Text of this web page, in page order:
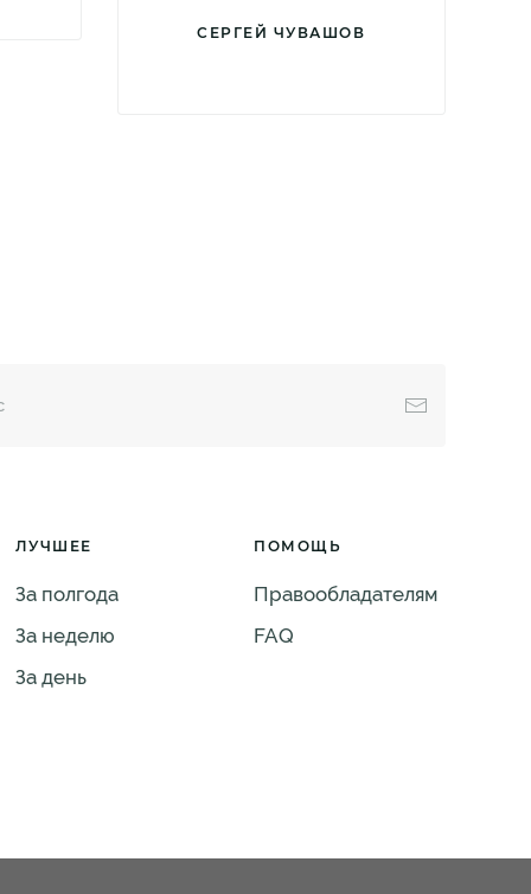
СЕРГЕЙ ЧУВАШОВ
ЛУЧШЕЕ
За полгода
За неделю
За день
ПОМОЩЬ
Правообладателям
FAQ